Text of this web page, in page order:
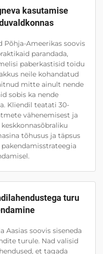
kasutamise
Põhja-Ameerikas soovis
parandada,
paberkastisid toidu
neile kohandatud
mitte ainult nende
sobis ka nende
Kliendil teatati 30-
vähenemisest ja
tõhusus ja täpsus
turu
Aasias soovis siseneda
turule. Nad valisid
et tagada